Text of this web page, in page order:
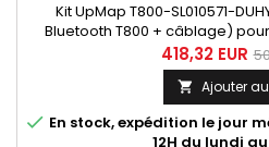
Kit UpMap T800-SL010571-
Bluetooth T800 + câblage)
84KW année 2019-2020. Dans
différentes cartographies
départment Upmap de
stock, équipée des silencieux
complète D187
418,32 EUR
 Ajouter
 En stock, expédition le jour
12H du lundi